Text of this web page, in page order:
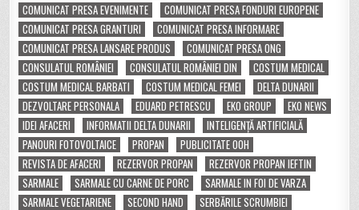
COMUNICAT PRESA EVENIMENTE
COMUNICAT PRESA FONDURI EUROPENE
COMUNICAT PRESA GRANTURI
COMUNICAT PRESA INFORMARE
COMUNICAT PRESA LANSARE PRODUS
COMUNICAT PRESA ONG
CONSULATUL ROMÂNIEI
CONSULATUL ROMÂNIEI DIN
COSTUM MEDICAL
COSTUM MEDICAL BARBATI
COSTUM MEDICAL FEMEI
DELTA DUNARII
DEZVOLTARE PERSONALA
EDUARD PETRESCU EKO GROUP
EKO NEWS
IDEI AFACERI
INFORMATII DELTA DUNARII
INTELIGENȚĂ ARTIFICIALĂ
PANOURI FOTOVOLTAICE
PROPAN
PUBLICITATE OOH
REVISTA DE AFACERI
REZERVOR PROPAN
REZERVOR PROPAN IEFTIN
SARMALE
SARMALE CU CARNE DE PORC
SARMALE IN FOI DE VARZA
SARMALE VEGETARIENE
SECOND HAND SERBĂRILE SCRUMBIEI